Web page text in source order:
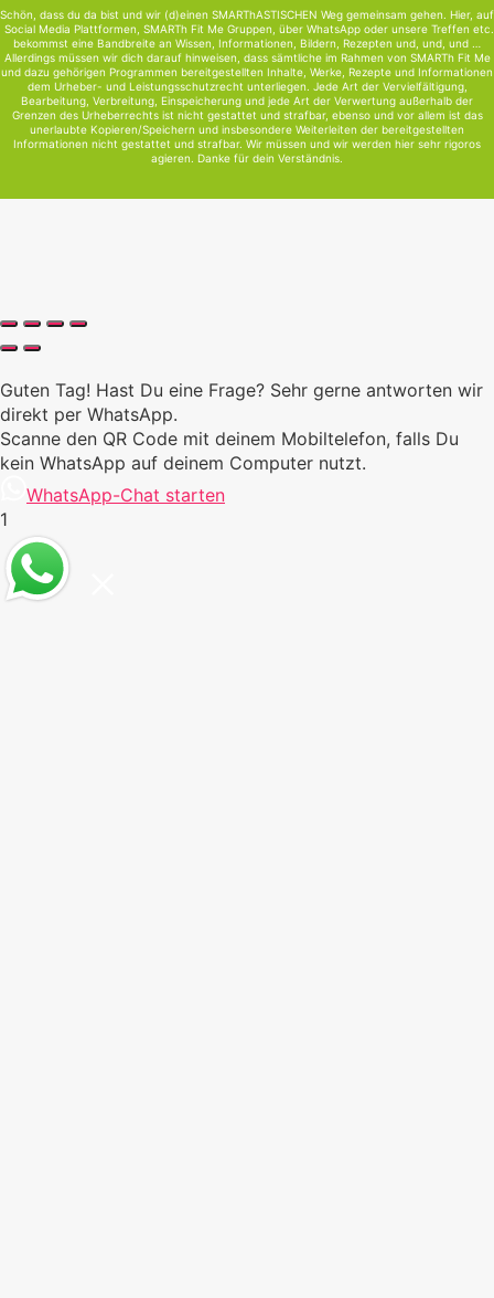
Schön, dass du da bist und wir (d)einen SMARThASTISCHEN Weg gemeinsam gehen. Hier, auf
Social Media Plattformen, SMARTh Fit Me Gruppen, über WhatsApp oder unsere Treffen etc.
bekommst eine Bandbreite an Wissen, Informationen, Bildern, Rezepten und, und, und …
Allerdings müssen wir dich darauf hinweisen, dass sämtliche im Rahmen von SMARTh Fit Me
und dazu gehörigen Programmen bereitgestellten Inhalte, Werke, Rezepte und Informationen
dem Urheber- und Leistungsschutzrecht unterliegen. Jede Art der Vervielfältigung,
Bearbeitung, Verbreitung, Einspeicherung und jede Art der Verwertung außerhalb der
Grenzen des Urheberrechts ist nicht gestattet und strafbar, ebenso und vor allem ist das
unerlaubte Kopieren/Speichern und insbesondere Weiterleiten der bereitgestellten
Informationen nicht gestattet und strafbar. Wir müssen und wir werden hier sehr rigoros
agieren. Danke für dein Verständnis.
Guten Tag! Hast Du eine Frage? Sehr gerne antworten wir
direkt per WhatsApp.
Scanne den QR Code mit deinem Mobiltelefon, falls Du
kein WhatsApp auf deinem Computer nutzt.
WhatsApp-Chat starten
1